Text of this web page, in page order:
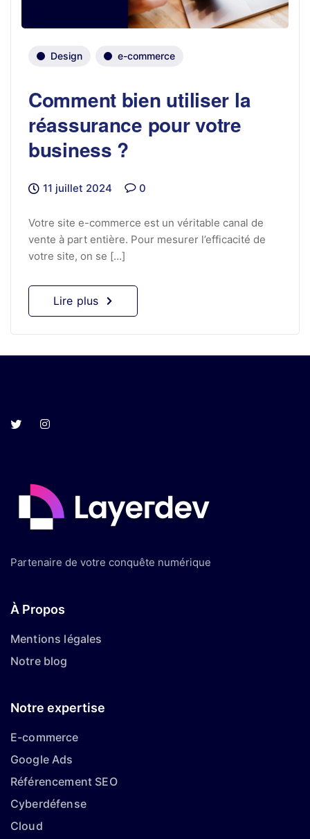
Design e-commerce
Comment bien utiliser la
réassurance pour votre
business ?
11 juillet 2024 0
Votre site e-commerce est un véritable canal de
vente à part entière. Pour mesurer l’efficacité de
votre site, on se […]
Lire plus
Partenaire de votre conquête numérique
À Propos
Mentions légales
Notre blog
Notre expertise
E-commerce
Google Ads
Référencement SEO
Cyberdéfense
Cloud